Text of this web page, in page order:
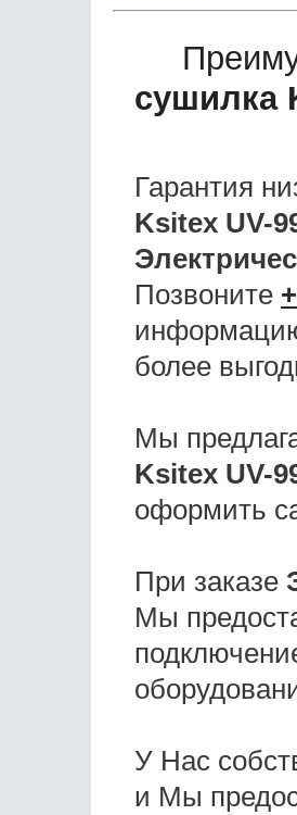
сушилка
Гарантия
Ksitex UV-
Позвоните
более
Мы
Ksitex UV-
оформить
При заказе
Мы
У Нас
и Мы